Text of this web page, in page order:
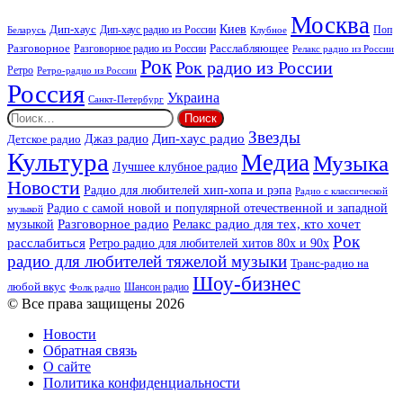
Беларусь Дип-хаус Дип-хаус радио из России Киев Клубное Москва Поп
Разговорное Разговорное радио из России Расслабляющее Релакс радио из России
Ретро Ретро-радио из России РокРок радио из России
Россия Санкт-Петербург Украина
Найти:
Детское радио Джаз радио Дип-хаус радио Звезды
Культура Лучшее клубное радио МедиаМузыка
Новости Радио для любителей хип-хопа и рэпа Радио с классической
музыкой Радио с самой новой и популярной отечественной и западной
музыкой Разговорное радио Релакс радио для тех, кто хочет
расслабиться Ретро радио для любителей хитов 80х и 90х Рок
радио для любителей тяжелой музыки Транс-радио на
любой вкус Фолк радио Шансон радио Шоу-бизнес
© Все права защищены 2026
Новости
Обратная связь
О сайте
Политика конфиденциальности